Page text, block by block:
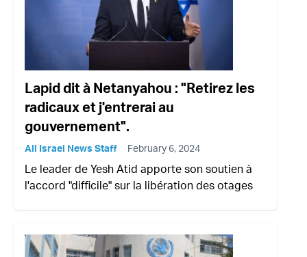
Lapid dit à Netanyahou : "Retirez les
radicaux et j'entrerai au
gouvernement".
All Israel News Staff February 6, 2024
Le leader de Yesh Atid apporte son soutien à
l'accord "difficile" sur la libération des otages